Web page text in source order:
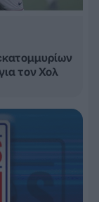
τον Χολ